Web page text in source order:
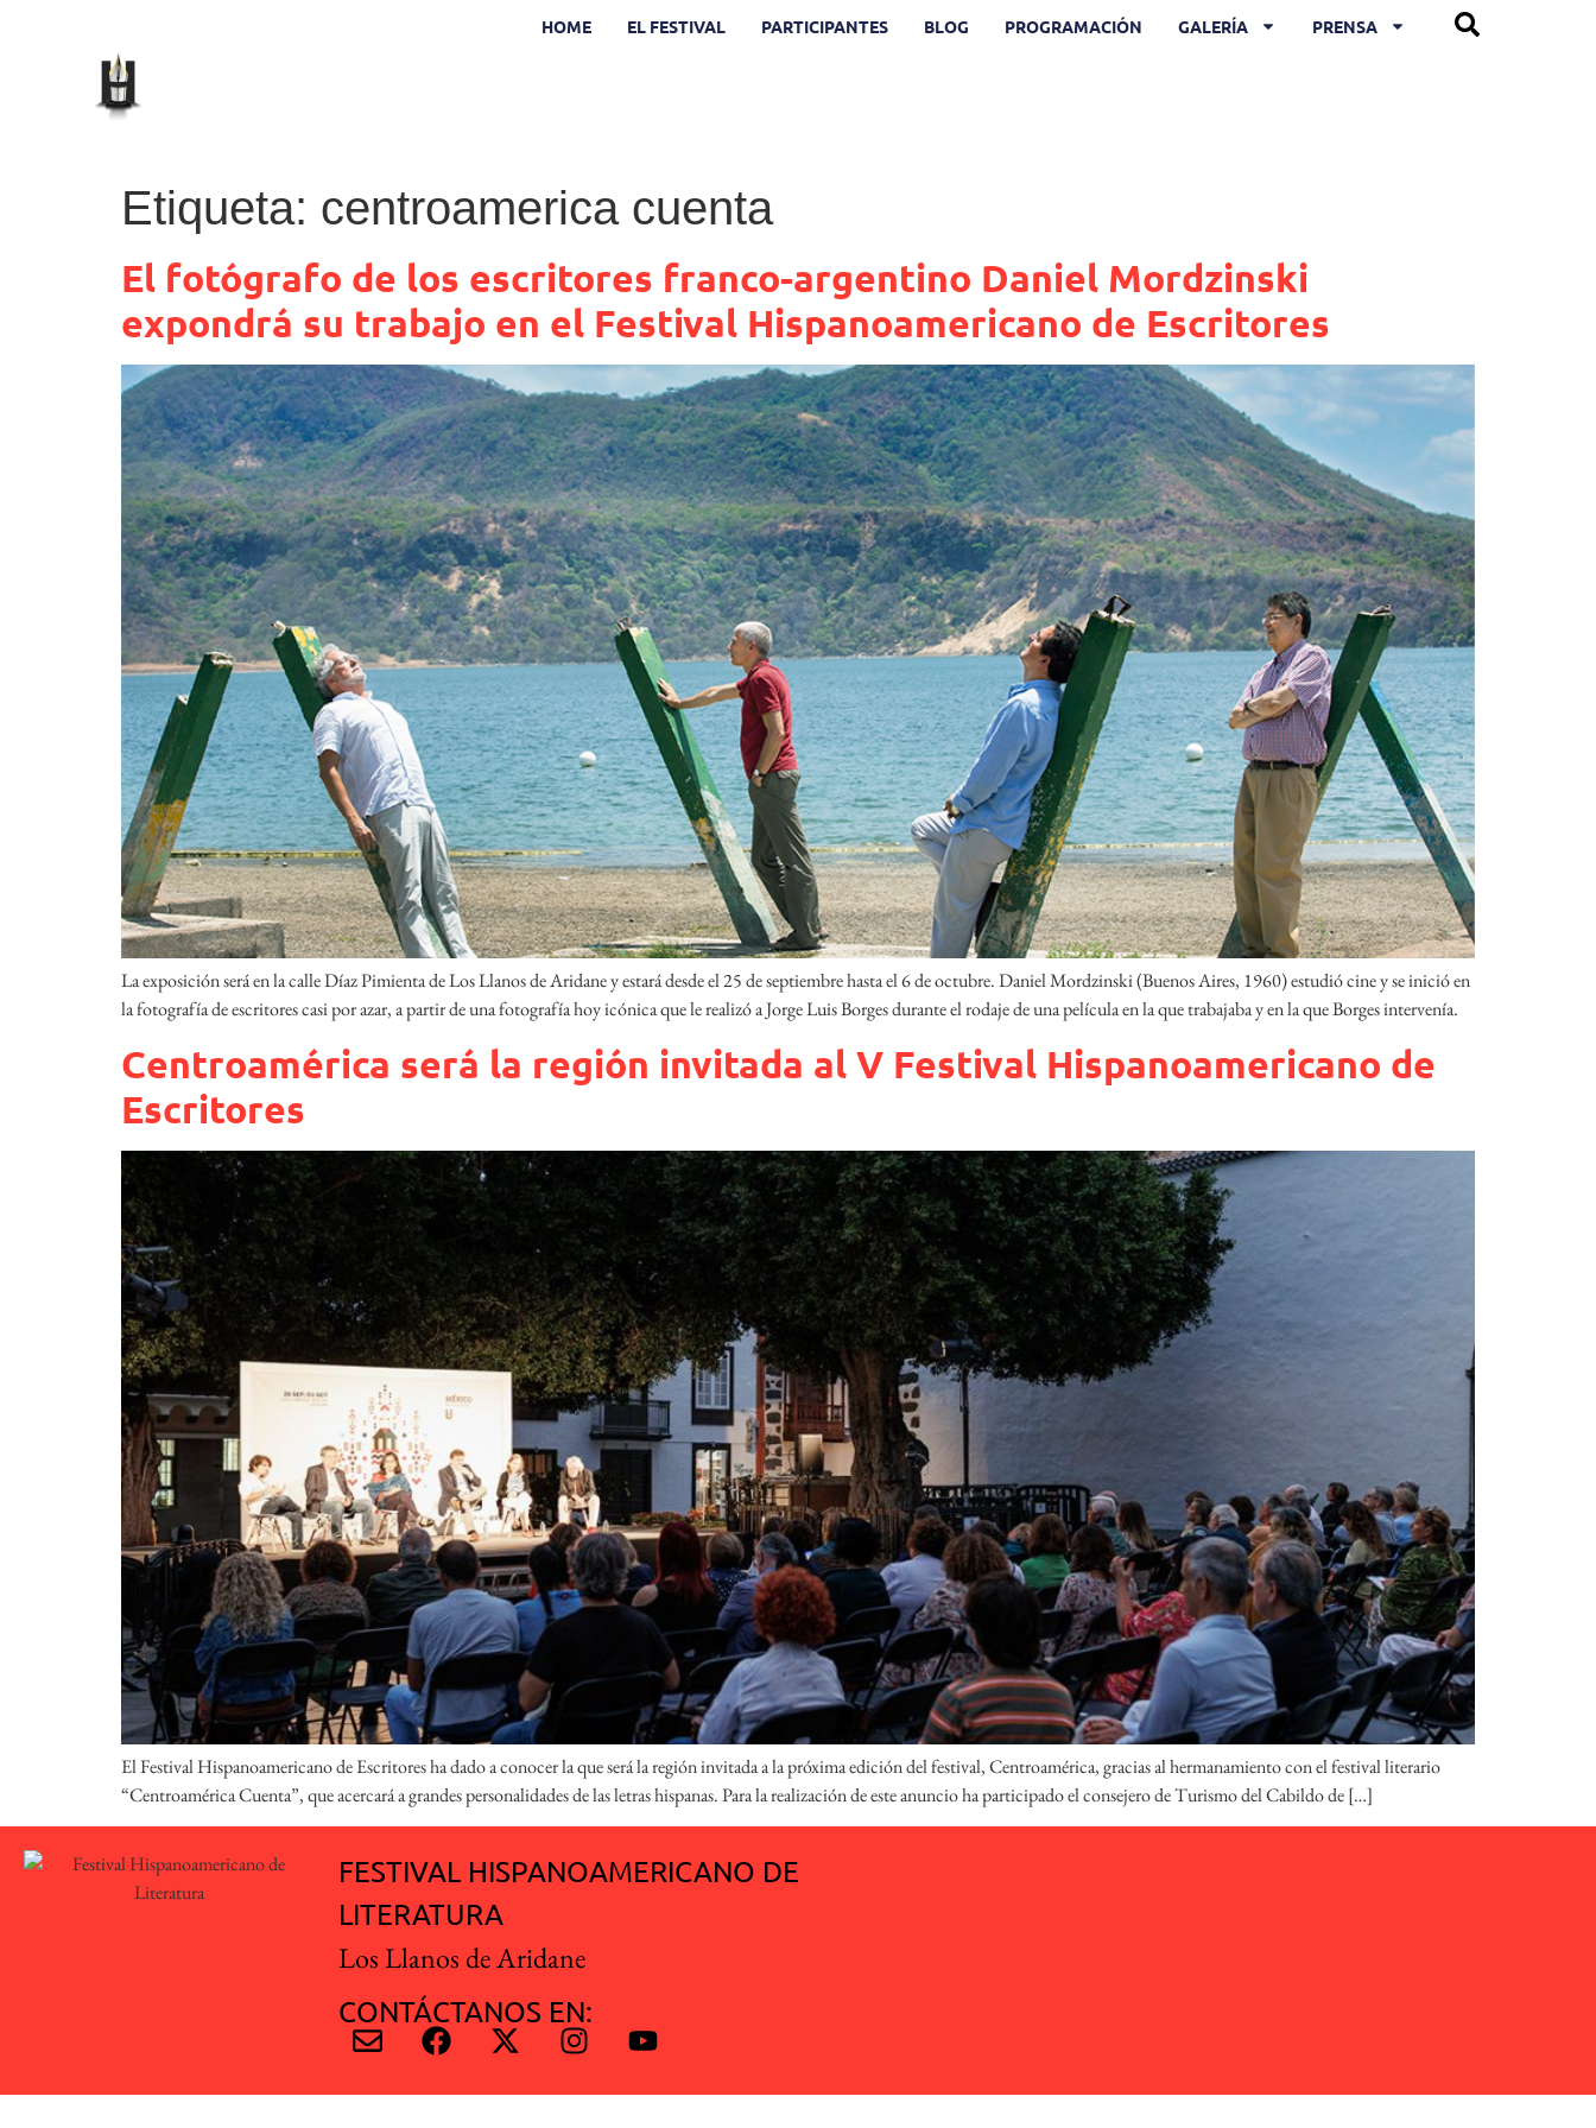
HOME EL FESTIVAL PARTICIPANTES BLOG PROGRAMACIÓN GALERÍA PRENSA
Etiqueta: centroamerica cuenta
El fotógrafo de los escritores franco-argentino Daniel Mordzinski
expondrá su trabajo en el Festival Hispanoamericano de Escritores
La exposición será en la calle Díaz Pimienta de Los Llanos de Aridane y estará desde el 25 de septiembre hasta el 6 de octubre. Daniel Mordzinski (Buenos Aires, 1960) estudió cine y se inició en
la fotografía de escritores casi por azar, a partir de una fotografía hoy icónica que le realizó a Jorge Luis Borges durante el rodaje de una película en la que trabajaba y en la que Borges intervenía.
Centroamérica será la región invitada al V Festival Hispanoamericano de
Escritores
El Festival Hispanoamericano de Escritores ha dado a conocer la que será la región invitada a la próxima edición del festival, Centroamérica, gracias al hermanamiento con el festival literario
“Centroamérica Cuenta”, que acercará a grandes personalidades de las letras hispanas. Para la realización de este anuncio ha participado el consejero de Turismo del Cabildo de […]
FESTIVAL HISPANOAMERICANO DE
LITERATURA
Los Llanos de Aridane
CONTÁCTANOS EN: